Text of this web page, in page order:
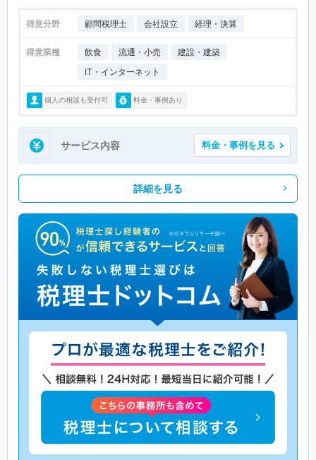
得意分野 顧問税理士 会社設立 経理・決算
得意業種 飲食 流通・小売
建設・建築
IT・インターネット
個人の相談も受付可 料金・事例あり
サービス内容 料金・事例を見る
詳細を見る